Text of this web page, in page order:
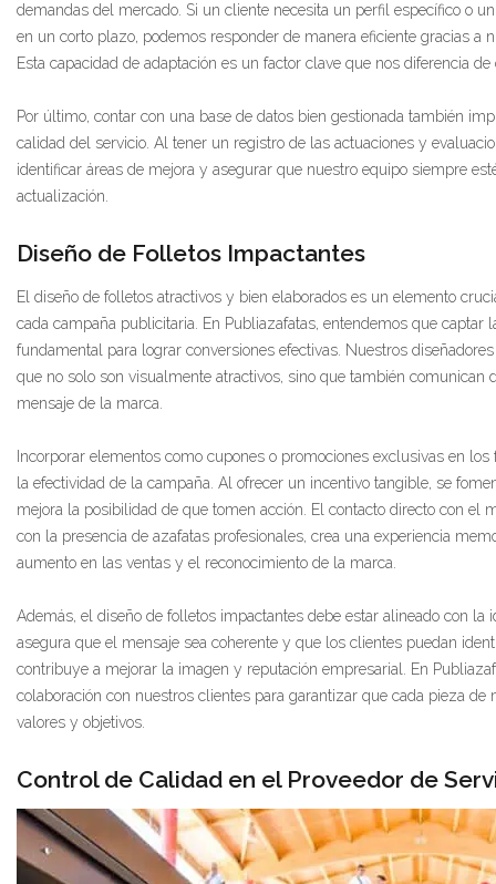
demandas del mercado. Si un cliente necesita un perfil específico o
en un corto plazo, podemos responder de manera eficiente gracias a
Esta capacidad de adaptación es un factor clave que nos diferencia
Por último, contar con una base de datos bien gestionada también
calidad del servicio. Al tener un registro de las actuaciones y
identificar áreas de mejora y asegurar que nuestro equipo siempre
actualización.
Diseño de Folletos Impactantes
El diseño de folletos atractivos y bien elaborados es un elemento
cada campaña publicitaria. En Publiazafatas, entendemos que captar
fundamental para lograr conversiones efectivas. Nuestros
que no solo son visualmente atractivos, sino que también comunican
mensaje de la marca.
Incorporar elementos como cupones o promociones exclusivas en
la efectividad de la campaña. Al ofrecer un incentivo tangible, se
mejora la posibilidad de que tomen acción. El contacto directo con el
con la presencia de azafatas profesionales, crea una experiencia
aumento en las ventas y el reconocimiento de la marca.
Además, el diseño de folletos impactantes debe estar alineado con la
asegura que el mensaje sea coherente y que los clientes puedan
contribuye a mejorar la imagen y reputación empresarial. En
colaboración con nuestros clientes para garantizar que cada pieza
valores y objetivos.
Control de Calidad en el Proveedor de